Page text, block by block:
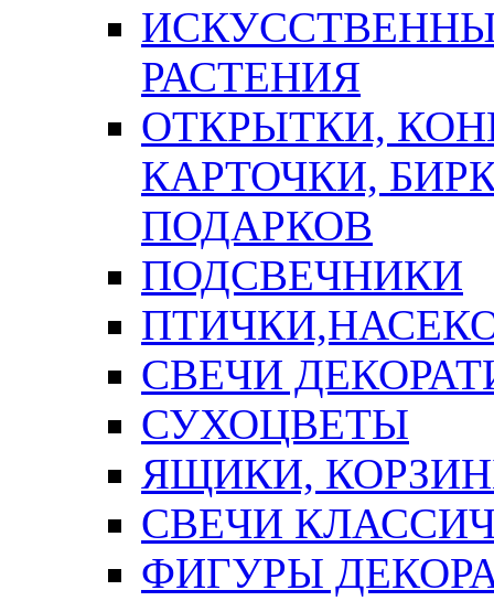
РАСТЕНИЯ
ОТКРЫТКИ,
КАРТОЧКИ,
ПОДАРКОВ
ПОДСВЕЧНИКИ
СВЕЧИ
СУХОЦВЕТЫ
ЯЩИКИ,
СВЕЧИ
ФИГУРЫ